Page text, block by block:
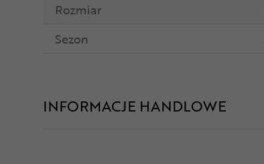
Rozmiar
Sezon
INFORMACJE HANDLOWE